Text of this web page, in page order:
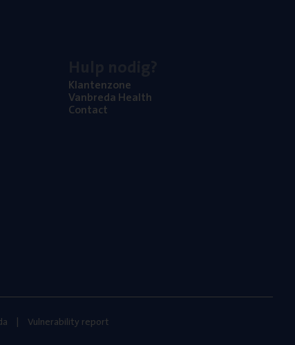
Klan­ten­zo­ne
Van­b­re­da Health
Con­tact
Vulnerability report